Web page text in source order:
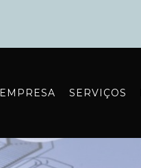
EMPRESA SERVIÇOS